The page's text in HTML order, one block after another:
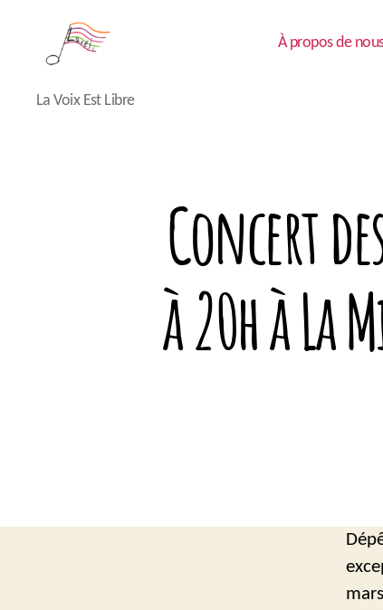
Lavéli
La Voix Est Libre
À propos de
Concert
à 20h à La